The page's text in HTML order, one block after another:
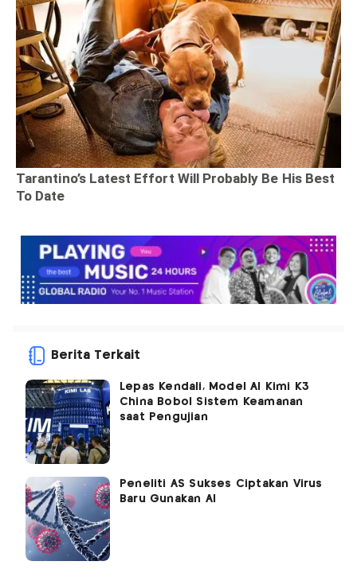
Berita Terkait
Lepas Kendali, Model AI Kimi K3
China Bobol Sistem Keamanan
saat Pengujian
Peneliti AS Sukses Ciptakan Virus
Baru Gunakan AI